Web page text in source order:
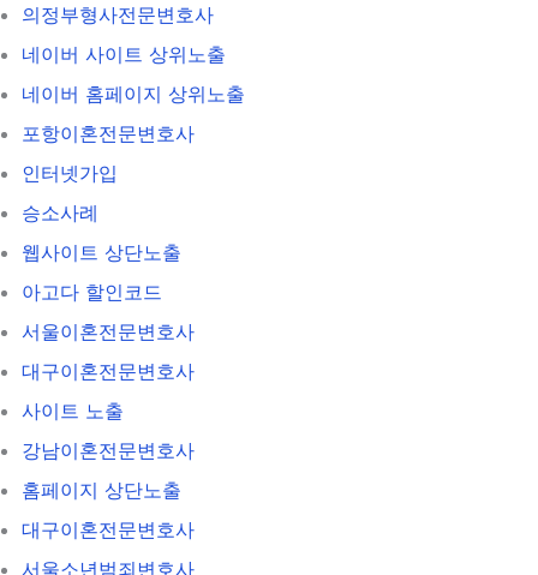
의정부형사전문변호사
네이버 사이트 상위노출
네이버 홈페이지 상위노출
포항이혼전문변호사
인터넷가입
승소사례
웹사이트 상단노출
아고다 할인코드
서울이혼전문변호사
대구이혼전문변호사
사이트 노출
강남이혼전문변호사
홈페이지 상단노출
대구이혼전문변호사
서울소년범죄변호사